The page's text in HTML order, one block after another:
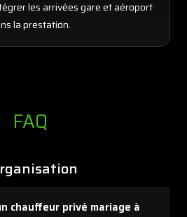
les arrivées gare et aéroport
la prestation.
FAQ
chauffeur privé mariage à